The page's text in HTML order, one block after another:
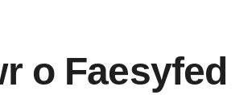
o Faesyfed